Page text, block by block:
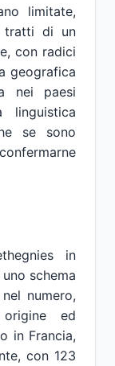
limitate,
tratti di un
con radici
geografica
nei paesi
se sono
in
schema
numero,
ed
in Francia,
con 123